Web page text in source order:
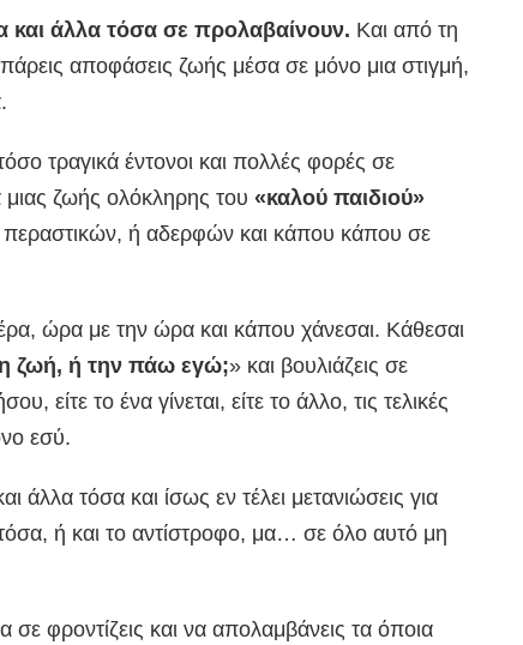
και άλλα τόσα σε προλαβαίνουν. Και από τη
αποφάσεις ζωής μέσα σε μόνο μια στιγμή,
τραγικά έντονοι και πολλές φορές σε
μιας ζωής ολόκληρης του «καλού παιδιού»
περαστικών, ή αδερφών και κάπου κάπου σε
ώρα με την ώρα και κάπου χάνεσαι. Κάθεσαι
ζωή, ή την πάω εγώ;» και βουλιάζεις σε
είτε το ένα γίνεται, είτε το άλλο, τις τελικές
εσύ.
άλλα τόσα και ίσως εν τέλει μετανιώσεις για
ή και το αντίστροφο, μα… σε όλο αυτό μη
φροντίζεις και να απολαμβάνεις τα όποια